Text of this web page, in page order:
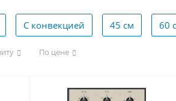
С конвекцией 45 см 60
По цене